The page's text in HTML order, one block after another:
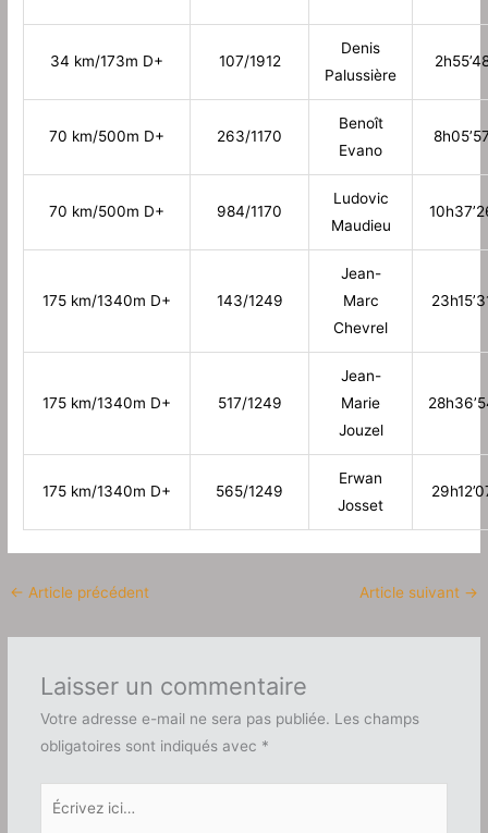
34 km/173m D+ 107/1912
Denis
Palussière
70 km/500m D+ 263/1170
Benoît
Evano
70 km/500m D+ 984/1170
Ludovic
Maudieu
175 km/1340m D+ 143/1249
Jean-
Marc
Chevrel
175 km/1340m D+ 517/1249
Jean-
Marie
Jouzel
175 km/1340m D+ 565/1249
Erwan
Josset
← Article précédent Article suivant →
Laisser un commentaire
Votre adresse e-mail ne sera pas publiée. Les champs
obligatoires sont indiqués avec *
Écrivez